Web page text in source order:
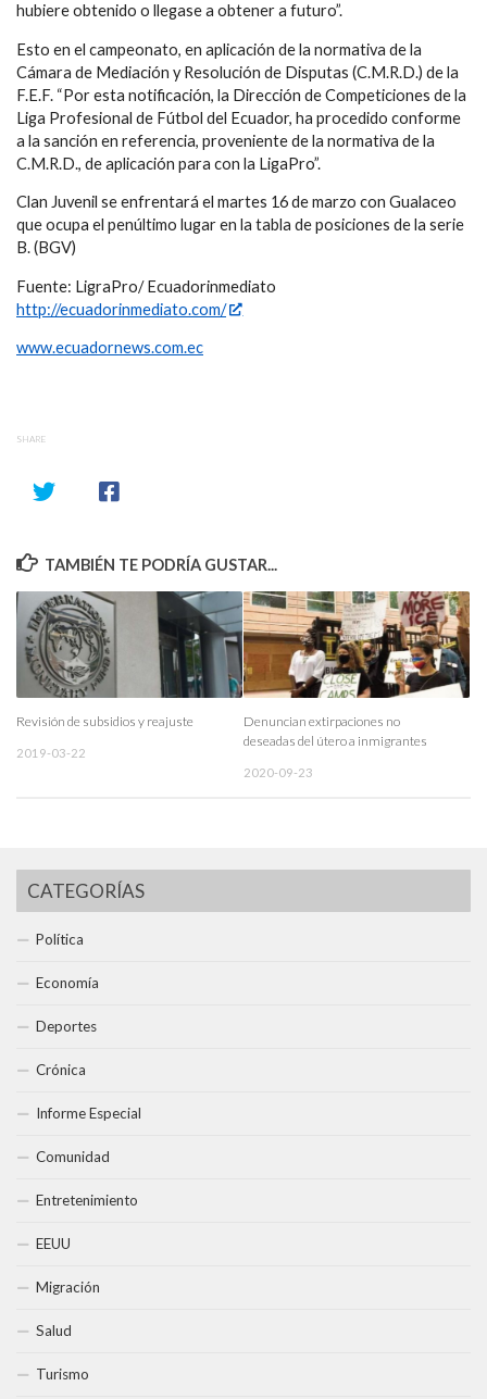
hubiere obtenido o llegase a obtener a futuro”.
Esto en el campeonato, en aplicación de la normativa de la
Cámara de Mediación y Resolución de Disputas (C.M.R.D.) de la
F.E.F. “Por esta notificación, la Dirección de Competiciones de la
Liga Profesional de Fútbol del Ecuador, ha procedido conforme
a la sanción en referencia, proveniente de la normativa de la
C.M.R.D., de aplicación para con la LigaPro”.
Clan Juvenil se enfrentará el martes 16 de marzo con Gualaceo
que ocupa el penúltimo lugar en la tabla de posiciones de la serie
B. (BGV)
Fuente: LigraPro/ Ecuadorinmediato
http://ecuadorinmediato.com/
www.ecuadornews.com.ec
SHARE
TAMBIÉN TE PODRÍA GUSTAR...
Revisión de subsidios y reajuste
2019-03-22
Denuncian extirpaciones no
deseadas del útero a inmigrantes
2020-09-23
CATEGORÍAS
Política
Economía
Deportes
Crónica
Informe Especial
Comunidad
Entretenimiento
EEUU
Migración
Salud
Turismo